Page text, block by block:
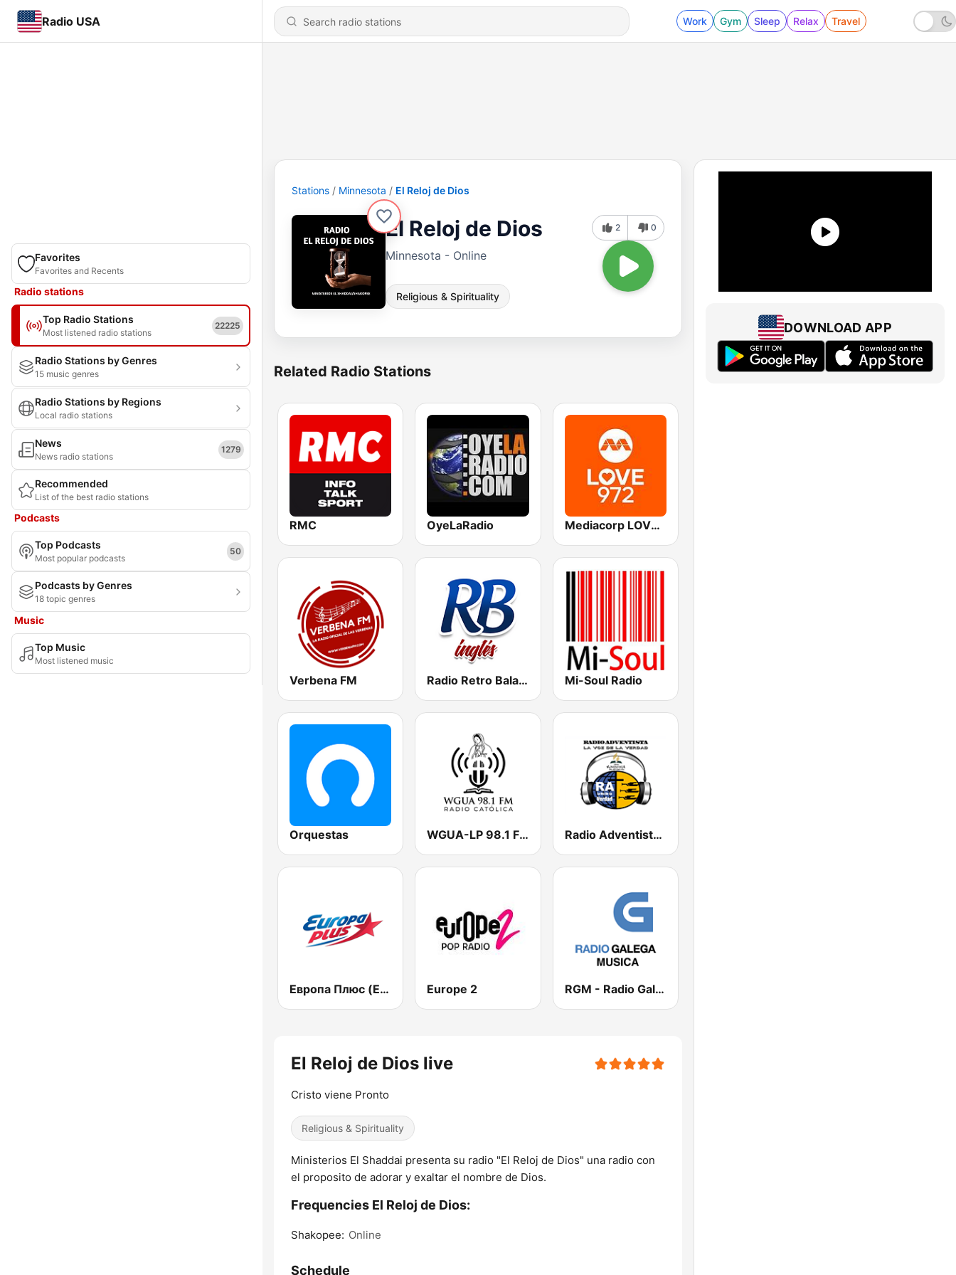
Radio USA Work Gym Sleep Relax Travel
Favorites
Favorites and Recents
Radio stations
Top Radio Stations
Most listened radio stations
22225
Radio Stations by Genres
15 music genres
Radio Stations by Regions
Local radio stations
News
News radio stations
1279
Recommended
List of the best radio stations
Podcasts
Top Podcasts
Most popular podcasts
50
Podcasts by Genres
18 topic genres
Music
Top Music
Most listened music
Stations Minnesota El Reloj de Dios
El Reloj de Dios
Minnesota - Online
Religious & Spirituality
2 0
Related Radio Stations
RMC OyeLaRadio Mediacorp LOVE 972
Verbena FM Radio Retro Baladas en Inglés Mi-Soul Radio
Orquestas WGUA-LP 98.1 FM Radio Católica Radio Adventista La Voz De La Verdad
Европа Плюс (Europa Plus) Europe 2 RGM - Radio Galega Música
El Reloj de Dios live
Cristo viene Pronto
Religious & Spirituality
Ministerios El Shaddai presenta su radio "El Reloj de Dios" una radio con
el proposito de adorar y exaltar el nombre de Dios.
Frequencies El Reloj de Dios:
Shakopee: Online
Schedule
DOWNLOAD APP